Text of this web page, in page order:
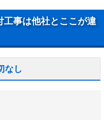
工事は他社とここが違
なし